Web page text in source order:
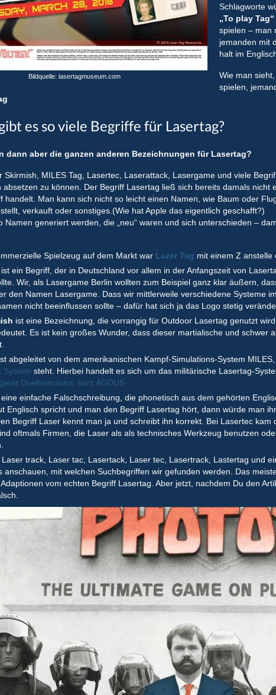
Bildquelle: lasertagmuseum.com
Schlagworte
„To play Tag“
spielen – man
jemanden mit
halt im
Wie man
spielen,
es so viele Begriffe für Lasertag?
dann aber die ganzen anderen Bezeichnungen für Lasertag?
Skirmish, MILES Tag, Lasertec, Laserattack, Lasergame und viele
absetzen zu können. Der Begriff Lasertag ließ sich bereits damals nicht
handelt. Man kann sich nicht so leicht einen Namen, wie Baum oder
verkauft oder sonstiges.(Wie hat Apple das eigentlich geschafft?)
Namen generiert werden, die „neu“ waren und sich unterschieden –
Spielzeug auf dem Markt war Lazer Tag mit einem Z anstelle
ist ein Begriff, der in Deutschland vor allem in der Anfangszeit von
Wir, als Lasergame Berlin wollten zum Beispiel ganz klar äußern,
den Namen Lasergame. Dass wir mittlerweile verschiedene Systeme
nicht beeinflussen sollte – dafür hat sich ja das Logo stetig
ist eine Bezeichnung, die vorrangig für Outdoor Lasertag genutzt
Es ist kein großes Wunder, dass dieser martialische und schwer
abgeleitet von dem amerikanischen Kampf-Simulations-System
System steht. Hierbei handelt es sich um das militärische Lasertag-
Duellsimulator, kurz AGDUS
eine einfache Falschschreibung, die phonetisch aus dem gehörten
Englisch spricht und man den Begriff Lasertag hört, dann würde man
Begriff Laser kennt man ja und schreibt ihn korrekt. Bei Lasertec kam
oftmals Firmen, die Laser als als technisches Werkzeug benutzen
track, Laser tac, Lasertack, Laser tec, Lasertrack, Lastertag und
anschauen, mit welchen Suchbegriffen wir gefunden werden. Das
vom echten Begriff Lasertag. Aber jetzt, nachdem Du den